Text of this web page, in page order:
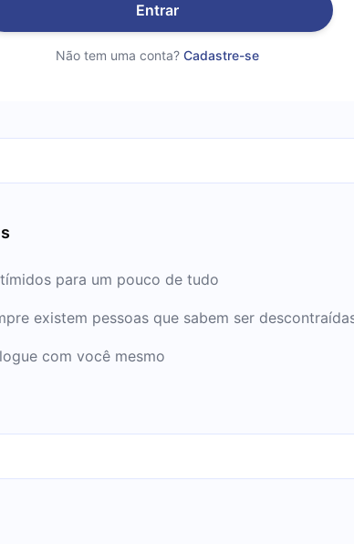
Entrar
Não tem uma conta? Cadastre-se
para um pouco de tudo
existem pessoas que sabem ser
com você mesmo